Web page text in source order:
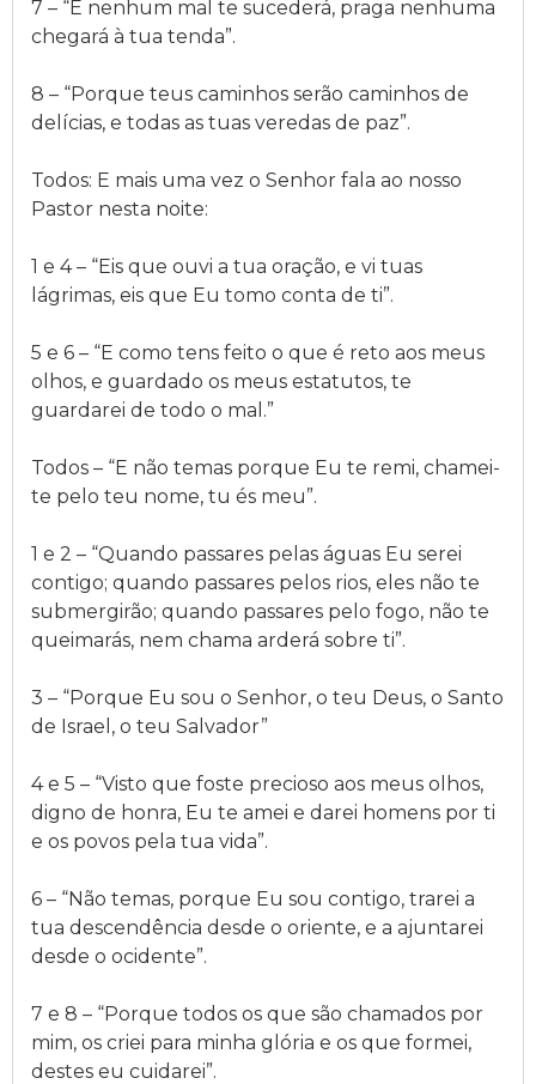
7 – “E nenhum mal te sucederá, praga nenhuma
chegará à tua tenda”.
8 – “Porque teus caminhos serão caminhos de
delícias, e todas as tuas veredas de paz”.
Todos: E mais uma vez o Senhor fala ao nosso
Pastor nesta noite:
1 e 4 – “Eis que ouvi a tua oração, e vi tuas
lágrimas, eis que Eu tomo conta de ti”.
5 e 6 – “E como tens feito o que é reto aos meus
olhos, e guardado os meus estatutos, te
guardarei de todo o mal.”
Todos – “E não temas porque Eu te remi, chamei-
te pelo teu nome, tu és meu”.
1 e 2 – “Quando passares pelas águas Eu serei
contigo; quando passares pelos rios, eles não te
submergirão; quando passares pelo fogo, não te
queimarás, nem chama arderá sobre ti”.
3 – “Porque Eu sou o Senhor, o teu Deus, o Santo
de Israel, o teu Salvador”
4 e 5 – “Visto que foste precioso aos meus olhos,
digno de honra, Eu te amei e darei homens por ti
e os povos pela tua vida”.
6 – “Não temas, porque Eu sou contigo, trarei a
tua descendência desde o oriente, e a ajuntarei
desde o ocidente”.
7 e 8 – “Porque todos os que são chamados por
mim, os criei para minha glória e os que formei,
destes eu cuidarei”.